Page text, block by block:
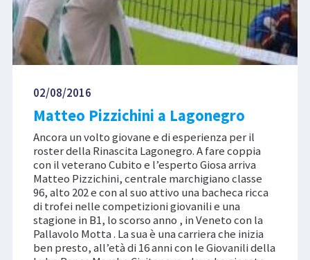
02/08/2016
Matteo Pizzichini a Lagonegro
Ancora un volto giovane e di esperienza per il
roster della Rinascita Lagonegro. A fare coppia
con il veterano Cubito e l’esperto Giosa arriva
Matteo Pizzichini, centrale marchigiano classe
96, alto 202 e con al suo attivo una bacheca ricca
di trofei nelle competizioni giovanili e una
stagione in B1, lo scorso anno , in Veneto con la
Pallavolo Motta . La sua è una carriera che inizia
ben presto, all’età di 16 anni con le Giovanili della